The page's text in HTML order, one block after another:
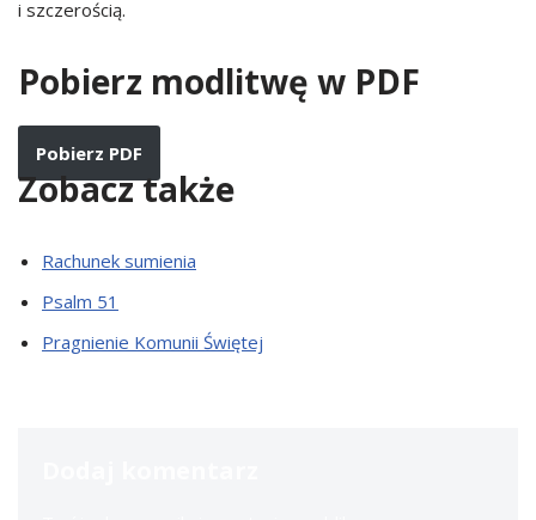
i szczerością.
Pobierz modlitwę w PDF
Pobierz PDF
Zobacz także
Rachunek sumienia
Psalm 51
Pragnienie Komunii Świętej